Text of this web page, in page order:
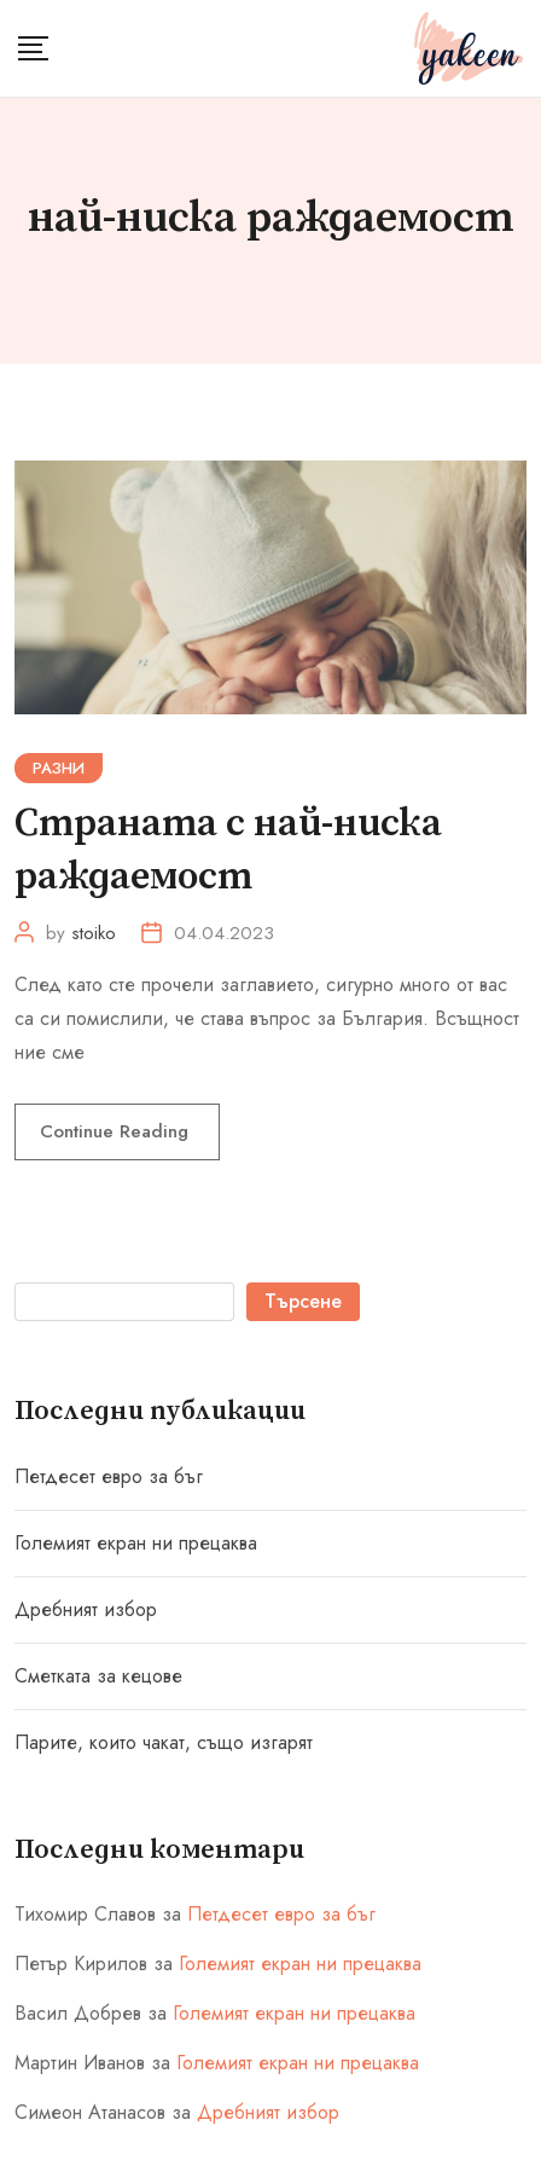
най-ниска раждаемост
РАЗНИ
Страната с най-ниска
раждаемост
by stoiko 04.04.2023
След като сте прочели заглавието, сигурно много от вас
са си помислили, че става въпрос за България. Всъщност
ние сме
Continue Reading
Търсене
Последни публикации
Петдесет евро за бъг
Големият екран ни прецаква
Дребният избор
Сметката за кецове
Парите, които чакат, също изгарят
Последни коментари
Тихомир Славов за Петдесет евро за бъг
Петър Кирилов за Големият екран ни прецаква
Васил Добрев за Големият екран ни прецаква
Мартин Иванов за Големият екран ни прецаква
Симеон Атанасов за Дребният избор